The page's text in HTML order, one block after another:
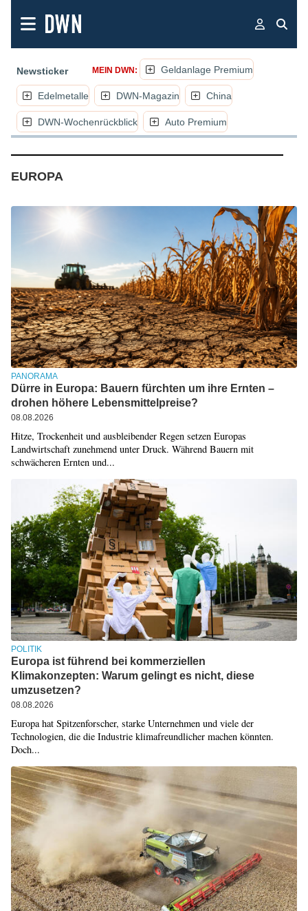
Newsticker MEIN DWN: Geldanlage Premium
Edelmetalle DWN-Magazin China
DWN-Wochenrückblick Auto Premium
EUROPA(NACHRICHTEN, ARTIKEL,
PANORAMA
Dürre in Europa: Bauern fürchten um ihre Ernten –
drohen höhere Lebensmittelpreise?
08.08.2026
Hitze, Trockenheit und ausbleibender Regen setzen Europas
Landwirtschaft zunehmend unter Druck. Während Bauern mit
schwächeren Ernten und...
POLITIK
Europa ist führend bei kommerziellen
Klimakonzepten: Warum gelingt es nicht, diese
umzusetzen?
08.08.2026
Europa hat Spitzenforscher, starke Unternehmen und viele der
Technologien, die die Industrie klimafreundlicher machen könnten.
Doch...